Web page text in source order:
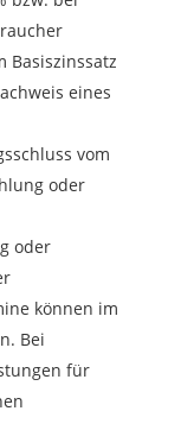
Basiszinssatz
eines
vom
oder
oder
können im
Bei
für